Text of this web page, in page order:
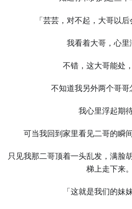
「芸芸，对不起，大哥以后
我看着大哥，心里
不错，这大哥能处，
不知道我另外两个哥哥
我心里浮起期待
可当我回到家里看见二哥的瞬
只见我那二哥顶着一头乱发，满脸
梯上走下来。
「这就是我们的妹